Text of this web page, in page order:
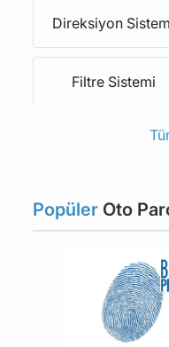
Direksiyon
Filtre Sistemi
Kaporta Aksamı
Kaporta Kilit Açma
Kolları
Kayış Sistemi
Marş Sistemi
Popüler Oto